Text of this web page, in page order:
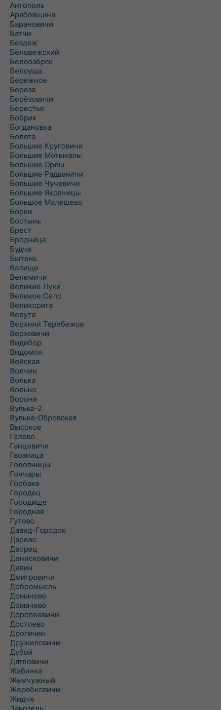
Антополь
Арабовщина
Барановичи
Батчи
Бездеж
Беловежский
Белоозёрск
Белоуша
Бережное
Береза
Берёзовичи
Берестье
Бобрик
Богдановка
Болота
Большие Круговичи
Большие Мотыкалы
Большие Орлы
Большие Радваничи
Большие Чучевичи
Большие Яковчицы
Большое Малешево
Борки
Бостынь
Брест
Бродница
Будча
Бытень
Валище
Велемичи
Великие Луки
Великое Село
Великорита
Велута
Верхний Теребежов
Верховичи
Видибор
Видомля
Войская
Волчин
Волька
Вольно
Ворони
Вулька-2
Вулька-Обровская
Высокое
Галево
Ганцевичи
Гвозница
Головчицы
Гончары
Горбаха
Городец
Городище
Городная
Гутово
Давид-Городок
Дарево
Дворец
Денисковичи
Дивин
Дмитровичи
Добромысль
Доманово
Домачево
Доропеевичи
Достоево
Дрогичин
Дружиловичи
Дубой
Дятловичи
Жабинка
Жемчужный
Жеребковичи
Жидче